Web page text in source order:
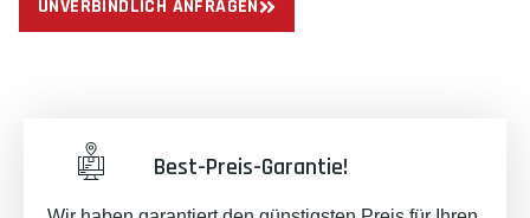
UNVERBINDLICH ANFRAGEN
Best-Preis-Garantie!